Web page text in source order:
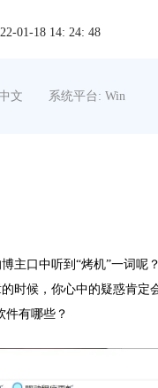
01-18 14: 24: 48
文
系统平台: Win
主口中听到“烤机”一词呢
时候，你心中的疑惑肯定
件有哪些？